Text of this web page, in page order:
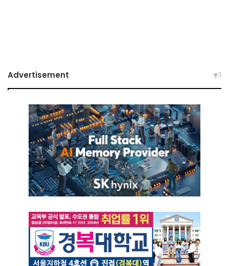
Advertisement